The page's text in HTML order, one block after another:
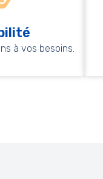
à vos besoins.